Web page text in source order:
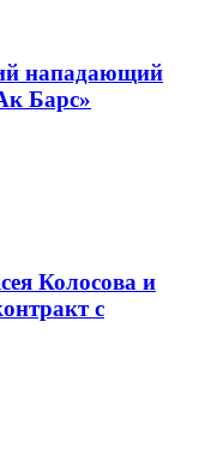
нападающий
Барс»
Колосова и
с